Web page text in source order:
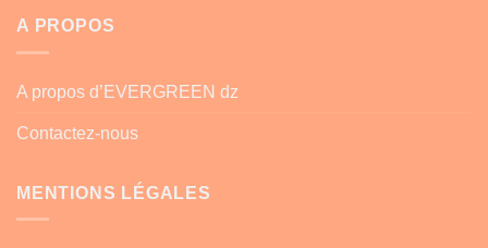
A PROPOS
A propos d’EVERGREEN dz
Contactez-nous
MENTIONS LÉGALES